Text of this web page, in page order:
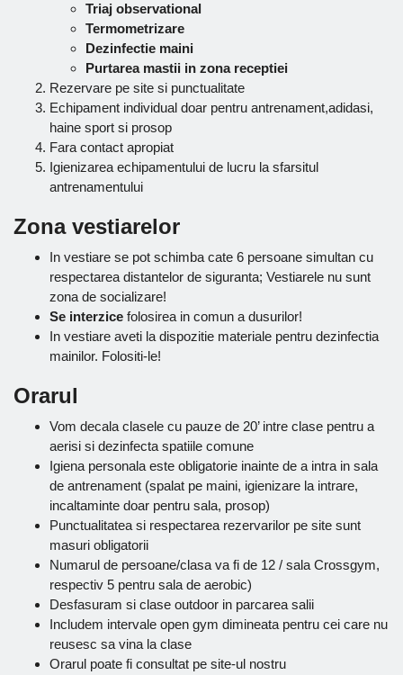
Triaj observational
Termometrizare
Dezinfectie maini
Purtarea mastii in zona receptiei
Rezervare pe site si punctualitate
Echipament individual doar pentru antrenament,adidasi,
haine sport si prosop
Fara contact apropiat
Igienizarea echipamentului de lucru la sfarsitul
antrenamentului
Zona vestiarelor
In vestiare se pot schimba cate 6 persoane simultan cu
respectarea distantelor de siguranta; Vestiarele nu sunt
zona de socializare!
Se interzice folosirea in comun a dusurilor!
In vestiare aveti la dispozitie materiale pentru dezinfectia
mainilor. Folositi-le!
Orarul
Vom decala clasele cu pauze de 20’ intre clase pentru a
aerisi si dezinfecta spatiile comune
Igiena personala este obligatorie inainte de a intra in sala
de antrenament (spalat pe maini, igienizare la intrare,
incaltaminte doar pentru sala, prosop)
Punctualitatea si respectarea rezervarilor pe site sunt
masuri obligatorii
Numarul de persoane/clasa va fi de 12 / sala Crossgym,
respectiv 5 pentru sala de aerobic)
Desfasuram si clase outdoor in parcarea salii
Includem intervale open gym dimineata pentru cei care nu
reusesc sa vina la clase
Orarul poate fi consultat pe site-ul nostru